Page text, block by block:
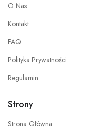
O Nas
Kontakt
FAQ
Polityka Prywatności
Regulamin
Strony
Strona Główna